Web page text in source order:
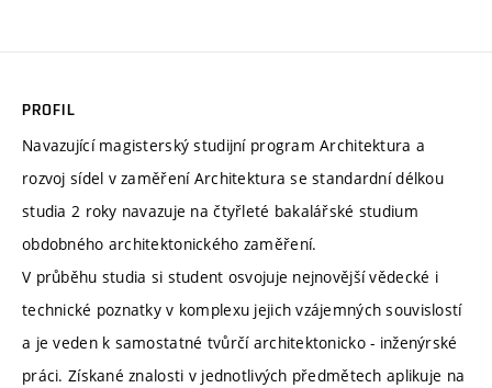
PROFIL
Navazující magisterský studijní program Architektura a
rozvoj sídel v zaměření Architektura se standardní délkou
studia 2 roky navazuje na čtyřleté bakalářské studium
obdobného architektonického zaměření.
V průběhu studia si student osvojuje nejnovější vědecké i
technické poznatky v komplexu jejich vzájemných souvislostí
a je veden k samostatné tvůrčí architektonicko - inženýrské
práci. Získané znalosti v jednotlivých předmětech aplikuje na